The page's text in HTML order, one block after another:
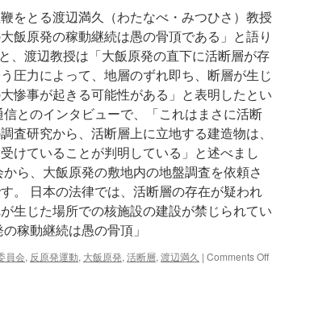
デ
ジ
タ
ル
と
張
教
授
青
森・
六
ケ
所
再
処
理
「国
際
via
47
をとる渡辺満久（わたなべ・みつひさ）教授
飯原発の稼動継続は愚の骨頂である」と語り
、渡辺教授は「大飯原発の直下に活断層が存
圧力によって、地層のずれ即ち、断層が生じ
惨事が起きる可能性がある」と表明したとい
とのインタビューで、「これはまさに活断
査研究から、活断層上に立地する建造物は、
けていることが判明している」と述べまし
ら、大飯原発の敷地内の地盤調査を依頼さ
。 日本の法律では、活断層の存在が疑われ
生じた場所での核施設の建設が禁じられてい
稼動継続は愚の骨頂」
員会, 反原発運動, 大飯原発, 活断層, 渡辺満久 | Comments Offon